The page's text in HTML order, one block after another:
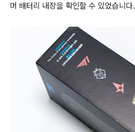
머 배터리 내장을 확인할 수 있었습니다.